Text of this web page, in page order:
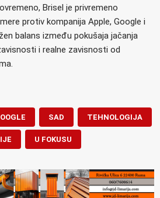
Brisel je privremeno
protiv kompanija Apple, Google i
balans između pokušaja jačanja
i realne zavisnosti od
SAD TEHNOLOGIJA
U FOKUSU